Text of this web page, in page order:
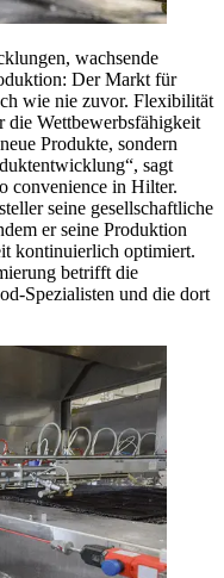
wachsende
Der Markt für
wie nie zuvor. Flexibilität
die Wettbewerbsfähigkeit
Produkte, sondern
sagt
convenience in Hilter.
seine gesellschaftliche
er seine Produktion
kontinuierlich optimiert.
betrifft die
Spezialisten und die dort